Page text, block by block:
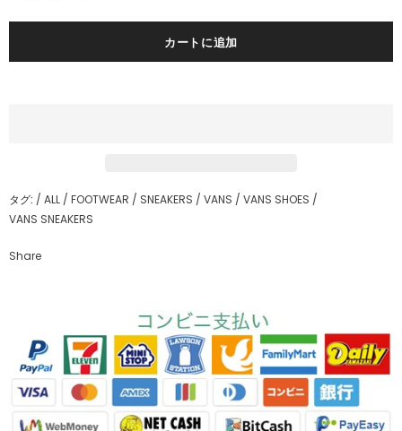
タグ: / ALL / FOOTWEAR / SNEAKERS / VANS / VANS SHOES /
VANS SNEAKERS
Share